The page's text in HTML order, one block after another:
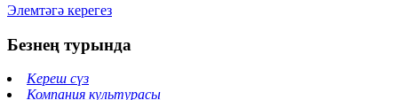
Элемтәгә керегез
Безнең турында
Кереш сүз
Компания культурасы